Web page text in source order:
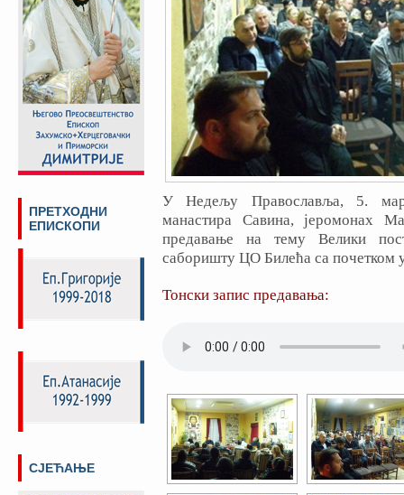
У Недељу Православља, 5.
манастира Савина, јеромонах
предавање на тему Велики
саборишту ЦО Билећа са почетком
Тонски запис предавања:
ПРЕТХОДНИ
ЕПИСКОПИ
СЈЕЋАЊЕ